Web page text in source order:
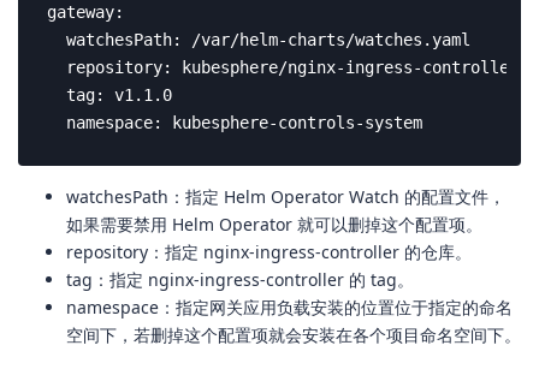
gateway:
  watchesPath: /var/helm-charts/watches.yaml
  repository: kubesphere/nginx-ingress-controller
  tag: v1.1.0
  namespace: kubesphere-controls-system
watchesPath：指定 Helm Operator Watch 的配置文件，
如果需要禁用 Helm Operator 就可以删掉这个配置项。
repository：指定 nginx-ingress-controller 的仓库。
tag：指定 nginx-ingress-controller 的 tag。
namespace：指定网关应用负载安装的位置位于指定的命名
空间下，若删掉这个配置项就会安装在各个项目命名空间下。